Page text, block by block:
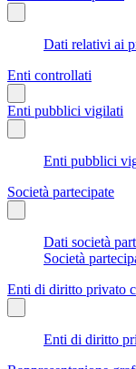
Dati relativi ai
Enti controllati
Enti pubblici vigilati
Enti pubblici
Società partecipate
Dati società
Società
Enti di diritto privato
Enti di diritto